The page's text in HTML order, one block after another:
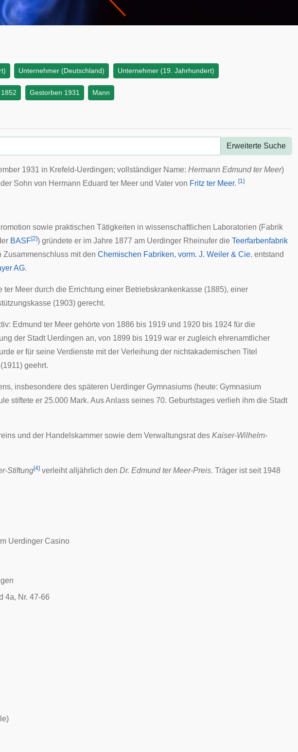
Unternehmer (Deutschland) Unternehmer (19. Jahrhundert)
Gestorben 1931 Mann
Erweiterte Suche
1931 in Krefeld-Uerdingen; vollständiger Name: Hermann Edmund ter Meer)
Sohn von Hermann Eduard ter Meer und Vater von Fritz ter Meer. [1]
sowie praktischen Tätigkeiten in wissenschaftlichen Laboratorien (Fabrik
BASF[2]) gründete er im Jahre 1877 am Uerdinger Rheinufer die Teerfarbenfabrik
Zusammenschluss mit den Chemischen Fabriken, vorm. J. Weiler & Cie. entstand
AG.
Meer durch die Errichtung einer Betriebskrankenkasse (1885), einer
(1903) gerecht.
Edmund ter Meer gehörte von 1886 bis 1919 und 1920 bis 1924 für die
der Stadt Uerdingen an, von 1899 bis 1919 war er zugleich ehrenamtlicher
er für seine Verdienste mit der Verleihung der nichtakademischen Titel
geehrt.
insbesondere des späteren Uerdinger Gymnasiums (heute: Gymnasium
stiftete er 25.000 Mark. Aus Anlass seines 70. Geburtstages verlieh ihm die Stadt
und der Handelskammer sowie dem Verwaltungsrat des Kaiser-Wilhelm-
Stiftung[4] verleiht alljährlich den Dr. Edmund ter Meer-Preis. Träger ist seit 1948
Uerdinger Casino
4a, Nr. 47-66